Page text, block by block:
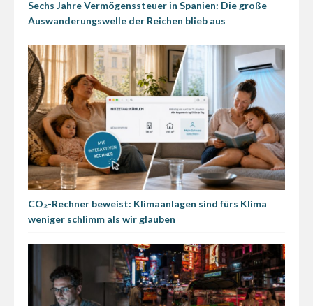
Sechs Jahre Vermögenssteuer in Spanien: Die große
Auswanderungswelle der Reichen blieb aus
CO₂-Rechner beweist: Klimaanlagen sind fürs Klima
weniger schlimm als wir glauben